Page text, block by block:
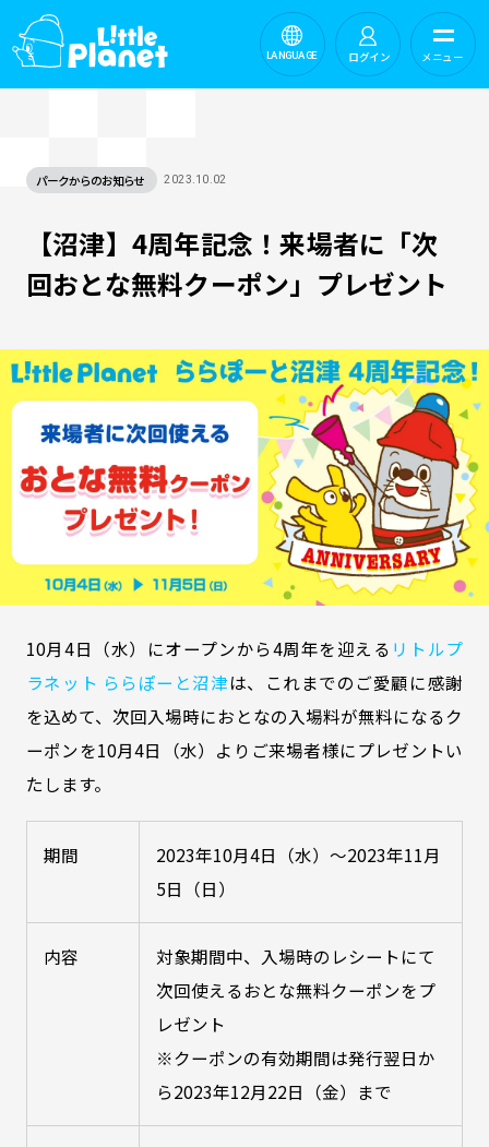
ログイン
LANGUAGE メニュー
パークからのお知らせ 2023.10.02
【沼津】4周年記念！来場者に「次
回おとな無料クーポン」プレゼント
10月4日（水）にオープンから4周年を迎える リトルプ
ラネット ららぽーと沼津は、これまでのご愛顧に感謝
を込めて、次回入場時におとなの入場料が無料になるク
ーポンを10月4日（水）よりご来場者様にプレゼントい
たします。
期間
2023年10月4日（水）～2023年11月
5日（日）
内容
対象期間中、入場時のレシートにて
次回使えるおとな無料クーポンをプ
レゼント
※クーポンの有効期間は発行翌日か
ら2023年12月22日（金）まで